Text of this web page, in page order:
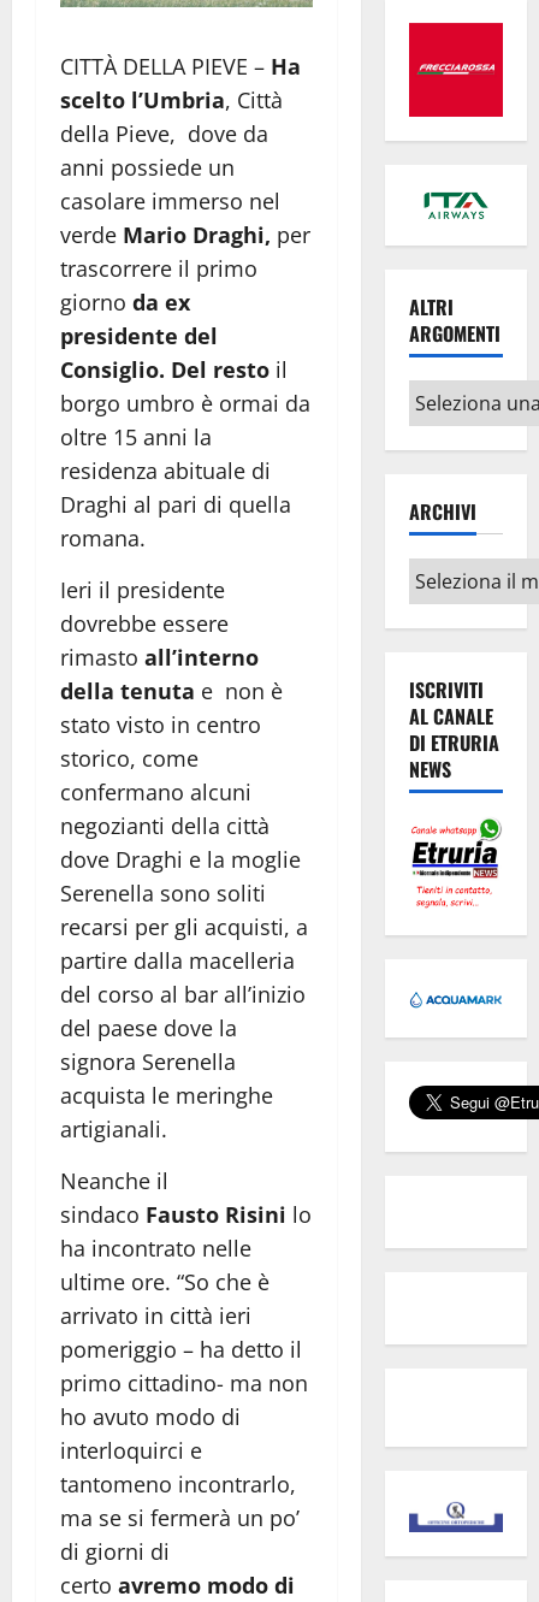
CITTÀ DELLA PIEVE – Ha
scelto l’Umbria, Città
della Pieve, dove da
anni possiede un
casolare immerso nel
verde Mario Draghi, per
trascorrere il primo
giorno da ex
presidente del
Consiglio. Del resto il
borgo umbro è ormai da
oltre 15 anni la
residenza abituale di
Draghi al pari di quella
romana.
Ieri il presidente
dovrebbe essere
rimasto all’interno
della tenuta e non è
stato visto in centro
storico, come
confermano alcuni
negozianti della città
dove Draghi e la moglie
Serenella sono soliti
recarsi per gli acquisti, a
partire dalla macelleria
del corso al bar all’inizio
del paese dove la
signora Serenella
acquista le meringhe
artigianali.
Neanche il
sindaco Fausto Risini lo
ha incontrato nelle
ultime ore. “So che è
arrivato in città ieri
pomeriggio – ha detto il
primo cittadino- ma non
ho avuto modo di
interloquirci e
tantomeno incontrarlo,
ma se si fermerà un po’
di giorni di
certo avremo modo di
ALTRI
ARGOMENTI
Altri
argomenti
ARCHIVI
Archivi
ISCRIVITI
AL CANALE
DI ETRURIA
NEWS